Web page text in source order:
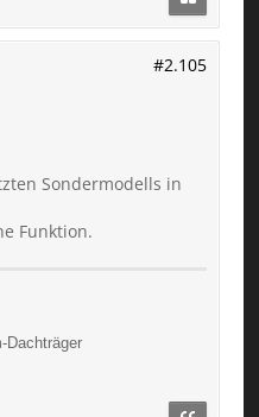
#2.105
Sondermodells in
Funktion.
Dachträger